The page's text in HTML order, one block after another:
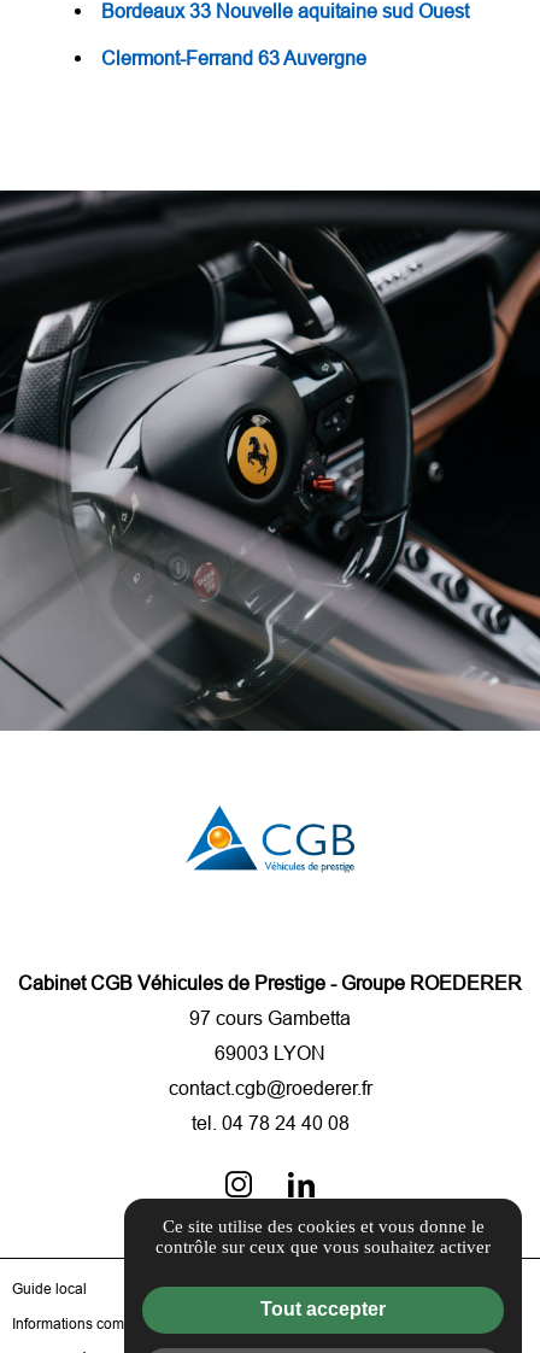
Bordeaux 33 Nouvelle aquitaine sud Ouest
Clermont-Ferrand 63 Auvergne
Cabinet CGB Véhicules de Prestige - Groupe ROEDERER
97 cours Gambetta
69003 LYON
contact.cgb@roederer.fr
tel. 04 78 24 40 08
Guide local
Informations complémentaires
Ce site utilise des cookies et vous donne le
contrôle sur ceux que vous souhaitez activer
Tout accepter